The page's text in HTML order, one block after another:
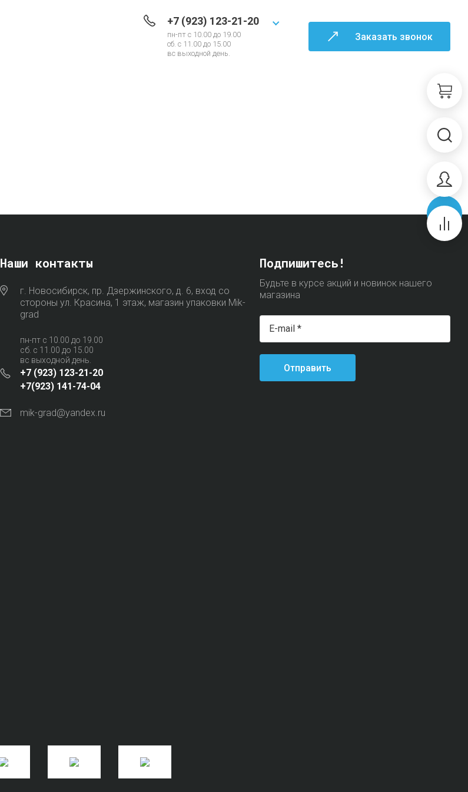
+7 (923) 123-21-20
пн-пт с 10.00 до 19.00
сб. с 11.00 до 15.00
вс выходной день.
Заказать звонок
Наши контакты
г. Новосибирск, пр. Дзержинского, д. 6, вход со
стороны ул. Красина, 1 этаж, магазин упаковки Mik-
grad
пн-пт с 10.00 до 19.00
сб. с 11.00 до 15.00
вс выходной день.
+7 (923) 123-21-20
+7(923) 141-74-04
mik-grad@yandex.ru
Подпишитесь!
Будьте в курсе акций и новинок нашего
магазина
Отправить